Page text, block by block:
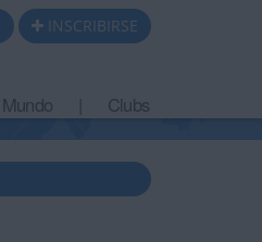
INSCRIBIRSE
Mundo Clubs